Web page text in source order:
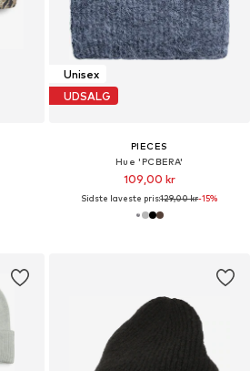
Unisex
UDSALG
PIECES
Hue 'PCBERA'
109,00 kr
Sidste laveste pris:129,00 kr-15%